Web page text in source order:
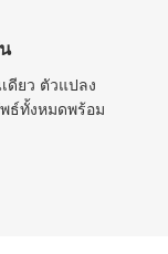
ดียว ตัวแปลง
ธ์ทั้งหมดพร้อม